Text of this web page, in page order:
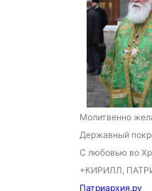
Молитвенно
Державный
С любовью во
+КИРИЛЛ,
Патриархия.ру